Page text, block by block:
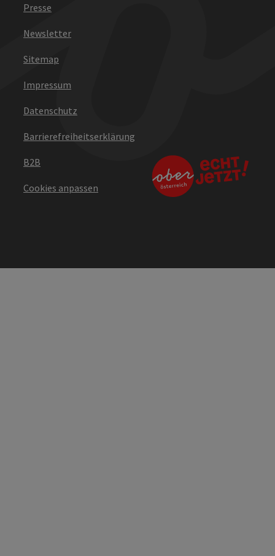
Presse
Newsletter
Sitemap
Impressum
Datenschutz
Barrierefreiheitserklärung
B2B
Cookies anpassen